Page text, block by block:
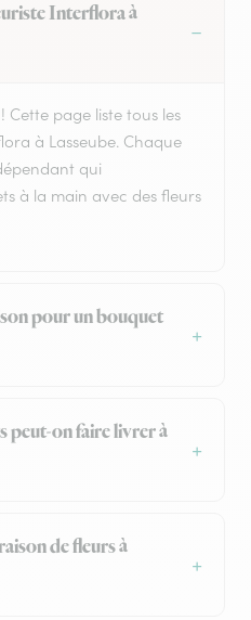
Interflora à
Cette page liste tous les
à Lasseube. Chaque
qui
à la main avec des fleurs
pour un bouquet
peut-on faire livrer à
de fleurs à